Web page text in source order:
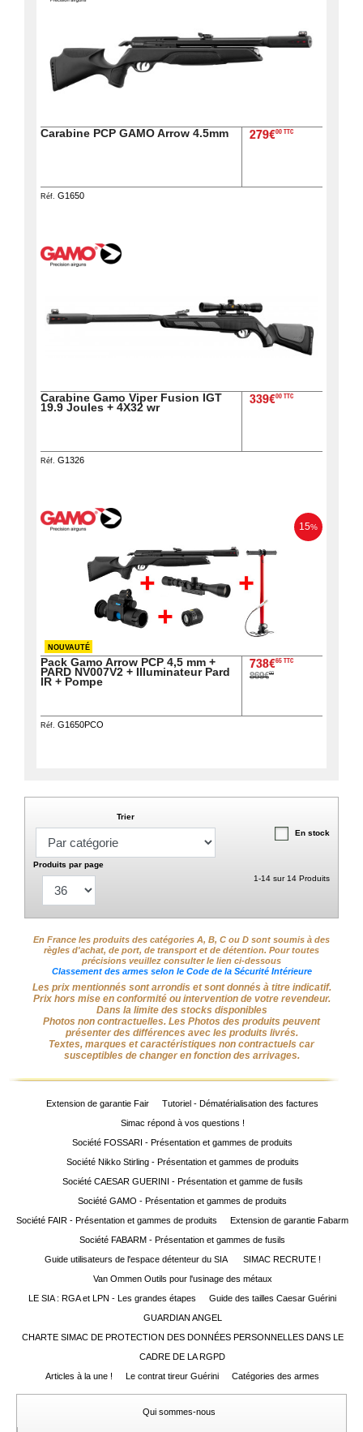
Carabine PCP GAMO Arrow 4.5mm 279€00 TTC
Réf. G1650
Carabine Gamo Viper Fusion IGT
19.9 Joules + 4X32 wr
339€00 TTC
Réf. G1326
Pack Gamo Arrow PCP 4,5 mm +
PARD NV007V2 + Illuminateur Pard
IR + Pompe
NOUVAUTÉ
15%
738€65 TTC
869€00
Réf. G1650PCO
Trier
En stock
Produits par page
1-14 sur 14 Produits
En France les produits des catégories A, B, C ou D sont soumis à des
règles d'achat, de port, de transport et de détention. Pour toutes
précisions veuillez consulter le lien ci-dessous
Classement des armes selon le Code de la Sécurité Intérieure
Les prix mentionnés sont arrondis et sont donnés à titre indicatif.
Prix hors mise en conformité ou intervention de votre revendeur.
Dans la limite des stocks disponibles
Photos non contractuelles. Les Photos des produits peuvent
présenter des différences avec les produits livrés.
Textes, marques et caractéristiques non contractuels car
susceptibles de changer en fonction des arrivages.
Extension de garantie Fair
Tutoriel - Dématérialisation des factures
Simac répond à vos questions !
Société FOSSARI - Présentation et gammes de produits
Société Nikko Stirling - Présentation et gammes de produits
Société CAESAR GUERINI - Présentation et gamme de fusils
Société GAMO - Présentation et gammes de produits
Société FAIR - Présentation et gammes de produits
Extension de garantie Fabarm
Société FABARM - Présentation et gammes de fusils
Guide utilisateurs de l'espace détenteur du SIA
SIMAC RECRUTE !
Van Ommen Outils pour l'usinage des métaux
LE SIA : RGA et LPN - Les grandes étapes
Guide des tailles Caesar Guérini
GUARDIAN ANGEL
CHARTE SIMAC DE PROTECTION DES DONNÉES PERSONNELLES DANS LE
CADRE DE LA RGPD
Articles à la une !
Le contrat tireur Guérini Catégories des armes
Qui sommes-nous